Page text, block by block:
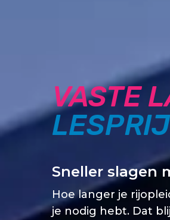
VASTE
Sneller slagen
Hoe langer je
je nodig hebt. Dat